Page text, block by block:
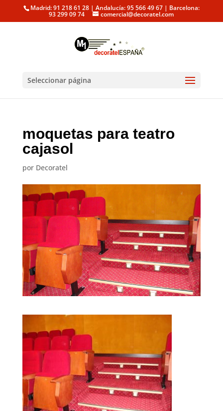
Madrid: 91 218 61 28 | Andalucía: 95 566 49 67 | Barcelona:
93 299 09 74 comercial@decoratel.com
Seleccionar página
moquetas para teatro
cajasol
por Decoratel